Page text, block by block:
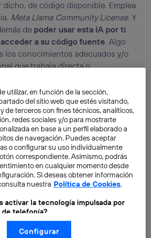
dicho, de código disponible. Emplea
Meta Llama Community License. Y
de poder usar esta IA por ti
acceder a su código fuente. Algo
los conocimientos adecuados y/o
que trabaja directa o
utilizar, en función de la sección,
del sitio web que estés visitando,
de terceros con fines técnicos, analíticos,
redes sociales y/o para mostrarte
en base a un perfil elaborado a
de navegación. Puedes aceptar
o configurar su uso individualmente
correspondiente. Asimismo, podrás
en cualquier momento desde
Si deseas obtener información
nuestra Política de Cookies.
activar la tecnología impulsada por
de telefonía?
S.A., utilizamos la tecnología Utiq para
acciones de marketing digital o análisis
Configurar